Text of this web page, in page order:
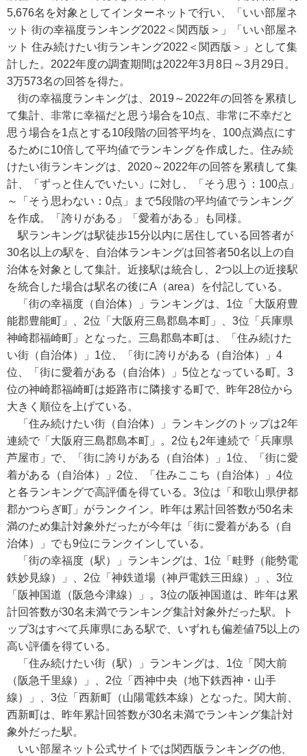
5,676名を対象としてインターネットで行い、「いい部屋ネ
ット 街の幸福度ランキング2022＜関西版＞」「いい部屋ネ
ット 住み続けたい街ランキング2022＜関西版＞」として集
計した。2022年度の調査期間は2022年3月8日～3月29日。
3万573名の回答を得た。
街の幸福度ランキングは、2019～2022年の回答を累積し
て集計、非常に幸福だと思う場合を10点、非常に不幸だと
思う場合を1点とする10段階の回答平均を、100点満点にす
るために10倍して平均値でランキングを作成した。住み続
けたい街ランキングは、2020～2022年の回答を累積して集
計、「ずっと住んでいたい」に対し、「そう思う：100点」
～「そう思わない：0点」まで5段階の平均値でランキング
を作成。「誇りがある」「愛着がある」も同様。
駅ランキングは駅徒歩15分以内に居住している回答者が
30名以上の駅を、自治体ランキングは回答者50名以上の自
治体を対象として集計。近接駅は統合し、2つ以上の近接駅
を統合した場合は駅名の後にA（area）を付記している。
「街の幸福度（自治体）」ランキングは、1位「大阪府豊
能郡豊能町」、2位「大阪府三島郡島本町」、3位「兵庫県
神崎郡福崎町」となった。三島郡島本町は、「住み続けた
い街（自治体）」1位、「街に誇りがある（自治体）」4
位、「街に愛着がある（自治体）」5位となっている町。3
位の神崎郡福崎町は姫路市に隣接する町で、昨年28位から
大きく順位を上げている。
「住み続けたい街（自治体）」ランキングのトップは2年
連続で「大阪府三島郡島本町」。2位も2年連続で「兵庫県
芦屋市」で、「街に誇りがある（自治体）」1位、「街に愛
着がある（自治体）」2位、「住みここち（自治体）」4位
と各ランキングで高評価を得ている。3位は「和歌山県伊都
郡かつらぎ町」がランクイン。昨年は累計回答数が50名未
満のため集計対象外だったが今年は「街に愛着がある（自
治体）」でも9位にランクインしている。
「街の幸福度（駅）」ランキングは、1位「畦野（能勢電
鉄妙見線）」、2位「神鉄道場（神戸電鉄三田線）」、3位
「阪神国道（阪急今津線）」。3位の阪神国道は、昨年は累
計回答数が30名未満でランキング集計対象外だった駅。ト
ップ3はすべて兵庫県にある駅で、いずれも偏差値75以上の
高い評価を得ている。
「住み続けたい街（駅）」ランキングは、1位「関大前
（阪急千里線）」、2位「西神中央（地下鉄西神・山手
線）」、3位「西新町（山陽電鉄本線）となった。関大前、
西新町は、昨年累計回答数が30名未満でランキング集計対
象外だった駅。
いい部屋ネット公式サイトでは関西版ランキングの他、